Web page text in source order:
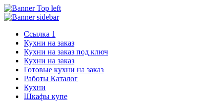
Ссылка 1
Кухни на заказ
Кухни на заказ под ключ
Кухни на заказ
Готовые кухни на заказ
Работы Каталог
Кухни
Шкафы купе